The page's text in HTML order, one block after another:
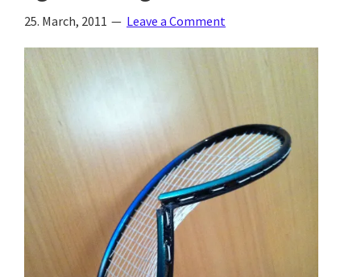
25. March, 2011 Leave a Comment